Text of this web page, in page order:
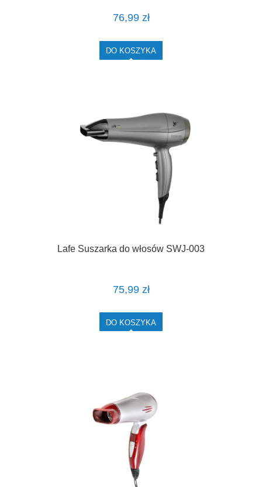
76,99 zł
DO KOSZYKA
Lafe Suszarka do włosów SWJ-003
75,99 zł
DO KOSZYKA